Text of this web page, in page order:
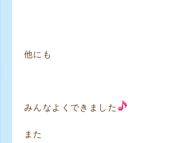
他にも
みんなよくできました
また